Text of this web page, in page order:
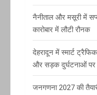
नैनीताल और मसूरी में
कारोबार में लौटी रौनक
देहरादून में स्मार्ट
और सड़क दुर्घटनाओं पर
जनगणना 2027 की